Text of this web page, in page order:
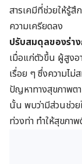
สารเคมีที่ช่วยให้รู้สึ
ความเครียดลง
ปรับสมดุลของร่า
เมื่อแก่ตัวขึ้น ผู้สูงอ
เรื่อย ๆ ซึ่งความไม่
ปัญหาทางสุขภาพตา
นั้น พบว่ามีส่วนช่วย
ท่วงท่า ทำให้สุขภา